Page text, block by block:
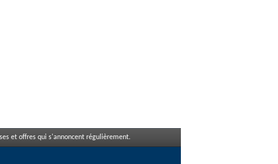
et offres qui s'annoncent régulièrement.